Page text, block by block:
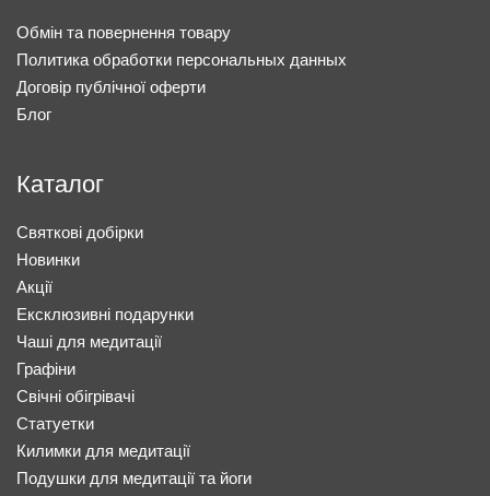
Обмін та повернення товару
Политика обработки персональных данных
Договір публічної оферти
Блог
Каталог
Святкові добірки
Новинки
Акції
Ексклюзивні подарунки
Чаші для медитації
Графіни
Свічні обігрівачі
Статуетки
Килимки для медитації
Подушки для медитації та йоги